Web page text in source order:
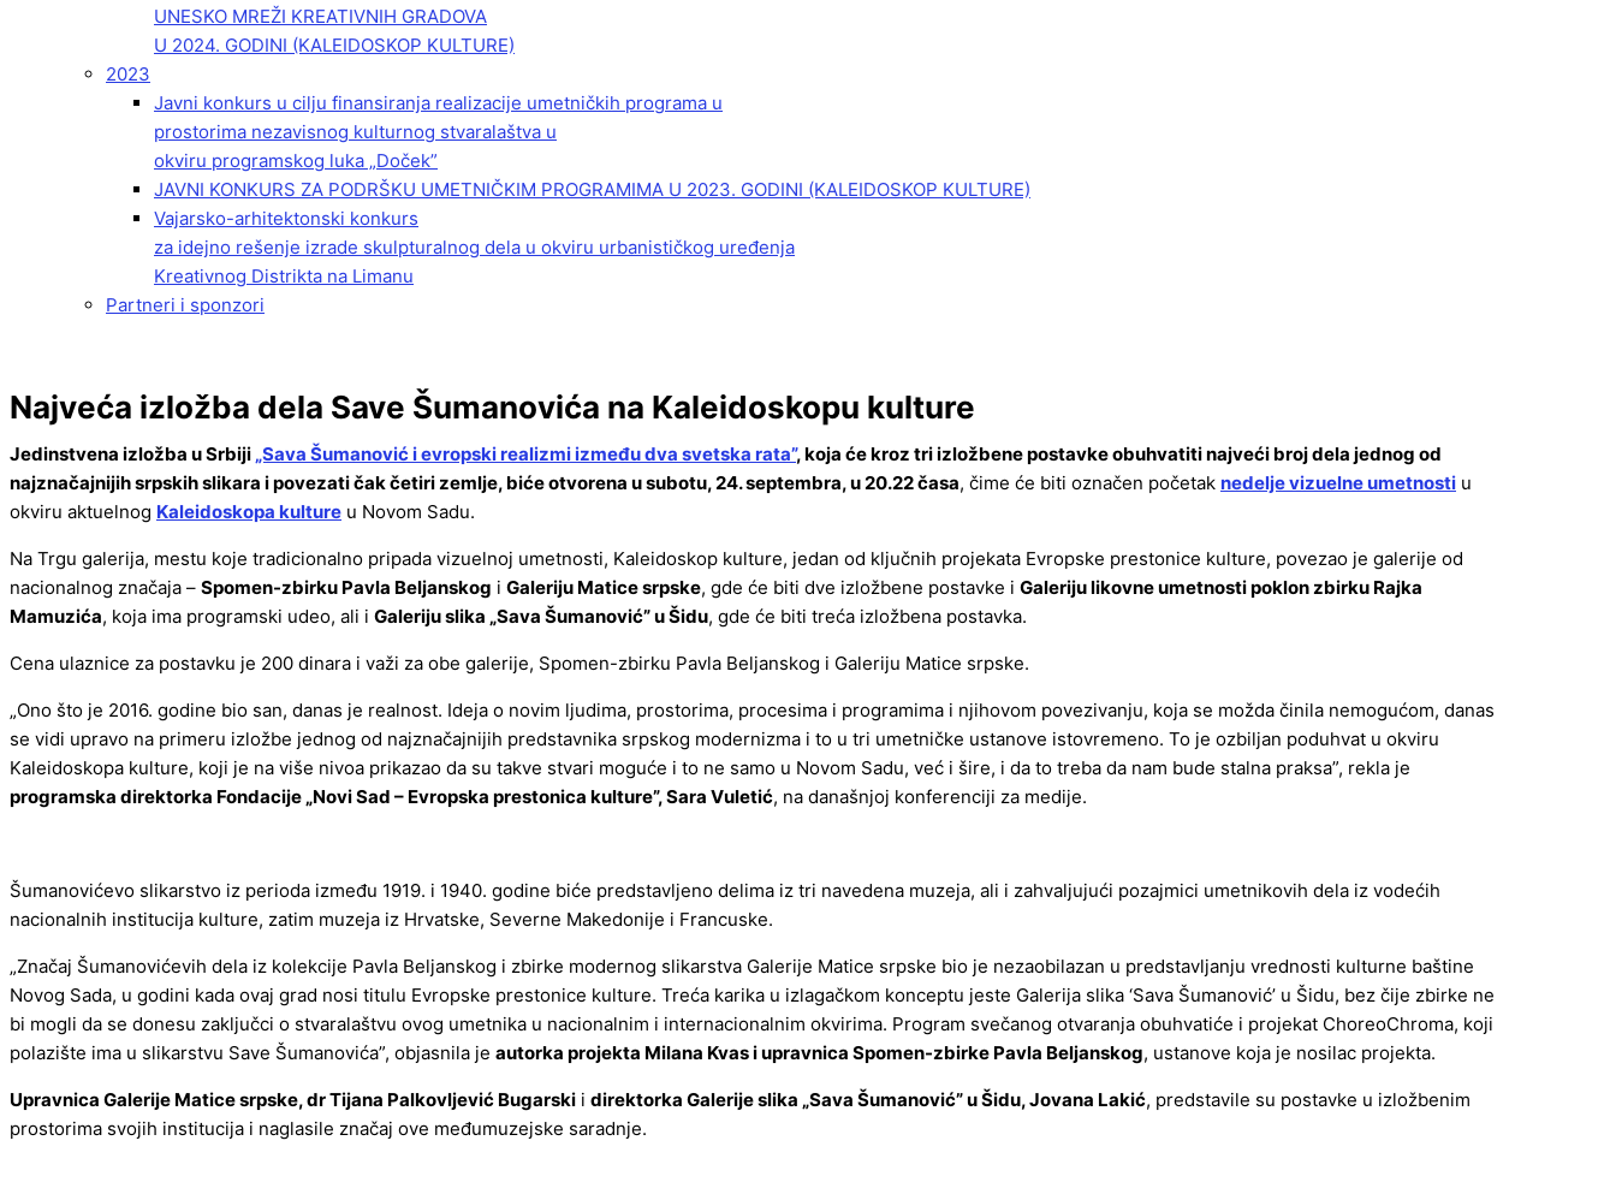
UNESKO MREŽI KREATIVNIH GRADOVA
U 2024. GODINI (KALEIDOSKOP KULTURE)
2023
Javni konkurs u cilju finansiranja realizacije umetničkih programa u
prostorima nezavisnog kulturnog stvaralaštva u
okviru programskog luka „Doček”
JAVNI KONKURS ZA PODRŠKU UMETNIČKIM PROGRAMIMA U 2023. GODINI (KALEIDOSKOP KULTURE)
Vajarsko-arhitektonski konkurs
za idejno rešenje izrade skulpturalnog dela u okviru urbanističkog uređenja
Kreativnog Distrikta na Limanu
Partneri i sponzori
Najveća izložba dela Save Šumanovića na Kaleidoskopu kulture
Jedinstvena izložba u Srbiji „Sava Šumanović i evropski realizmi između dva svetska rata”, koja će kroz tri izložbene postavke obuhvatiti najveći broj dela jednog od
najznačajnijih srpskih slikara i povezati čak četiri zemlje, biće otvorena u subotu, 24. septembra, u 20.22 časa, čime će biti označen početak nedelje vizuelne umetnosti u
okviru aktuelnog Kaleidoskopa kulture u Novom Sadu.
Na Trgu galerija, mestu koje tradicionalno pripada vizuelnoj umetnosti, Kaleidoskop kulture, jedan od ključnih projekata Evropske prestonice kulture, povezao je galerije od
nacionalnog značaja – Spomen-zbirku Pavla Beljanskog i Galeriju Matice srpske, gde će biti dve izložbene postavke i Galeriju likovne umetnosti poklon zbirku Rajka
Mamuzića, koja ima programski udeo, ali i Galeriju slika „Sava Šumanović” u Šidu, gde će biti treća izložbena postavka.
Cena ulaznice za postavku je 200 dinara i važi za obe galerije, Spomen-zbirku Pavla Beljanskog i Galeriju Matice srpske.
„Ono što je 2016. godine bio san, danas je realnost. Ideja o novim ljudima, prostorima, procesima i programima i njihovom povezivanju, koja se možda činila nemogućom, danas
se vidi upravo na primeru izložbe jednog od najznačajnijih predstavnika srpskog modernizma i to u tri umetničke ustanove istovremeno. To je ozbiljan poduhvat u okviru
Kaleidoskopa kulture, koji je na više nivoa prikazao da su takve stvari moguće i to ne samo u Novom Sadu, već i šire, i da to treba da nam bude stalna praksa”, rekla je
programska direktorka Fondacije „Novi Sad – Evropska prestonica kulture”, Sara Vuletić, na današnjoj konferenciji za medije.
Šumanovićevo slikarstvo iz perioda između 1919. i 1940. godine biće predstavljeno delima iz tri navedena muzeja, ali i zahvaljujući pozajmici umetnikovih dela iz vodećih
nacionalnih institucija kulture, zatim muzeja iz Hrvatske, Severne Makedonije i Francuske.
„Značaj Šumanovićevih dela iz kolekcije Pavla Beljanskog i zbirke modernog slikarstva Galerije Matice srpske bio je nezaobilazan u predstavljanju vrednosti kulturne baštine
Novog Sada, u godini kada ovaj grad nosi titulu Evropske prestonice kulture. Treća karika u izlagačkom konceptu jeste Galerija slika ‘Sava Šumanović’ u Šidu, bez čije zbirke ne
bi mogli da se donesu zaključci o stvaralaštvu ovog umetnika u nacionalnim i internacionalnim okvirima. Program svečanog otvaranja obuhvatiće i projekat ChoreoChroma, koji
polazište ima u slikarstvu Save Šumanovića”, objasnila je autorka projekta Milana Kvas i upravnica Spomen-zbirke Pavla Beljanskog, ustanove koja je nosilac projekta.
Upravnica Galerije Matice srpske, dr Tijana Palkovljević Bugarski i direktorka Galerije slika „Sava Šumanović” u Šidu, Jovana Lakić, predstavile su postavke u izložbenim
prostorima svojih institucija i naglasile značaj ove međumuzejske saradnje.